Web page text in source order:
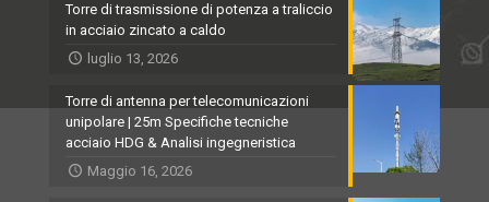
Torre di trasmissione di potenza a traliccio
in acciaio zincato a caldo
luglio 13, 2026
Torre di antenna per telecomunicazioni
unipolare | 25m Specifiche tecniche
acciaio HDG & Analisi ingegneristica
Maggio 16, 2026